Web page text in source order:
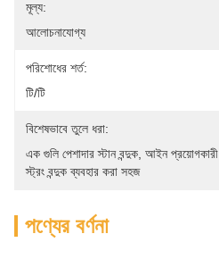
মূল্য:
আলোচনাযোগ্য
পরিশোধের শর্ত:
টি/টি
বিশেষভাবে তুলে ধরা:
এক গুলি পেশাদার স্টান বন্দুক আইন প্রয়োগকারী
স্ট্রং বন্দুক ব্যবহার করা সহজ
পণ্যের বর্ণনা